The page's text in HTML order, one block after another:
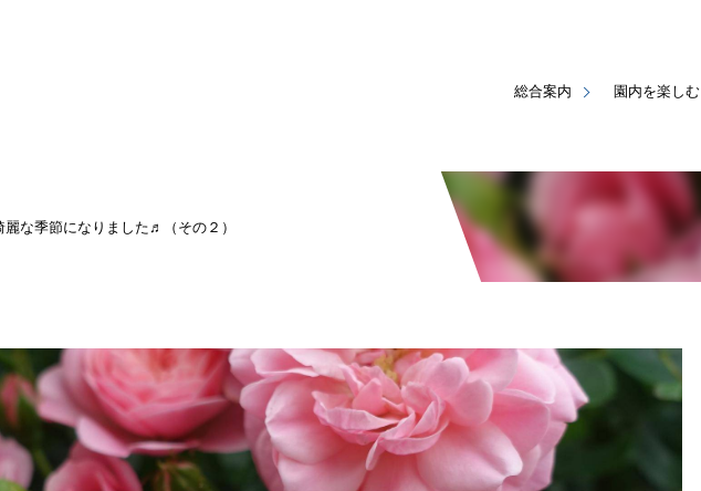
総合案内 園内を楽しむ
麗な季節になりました♬（その２）